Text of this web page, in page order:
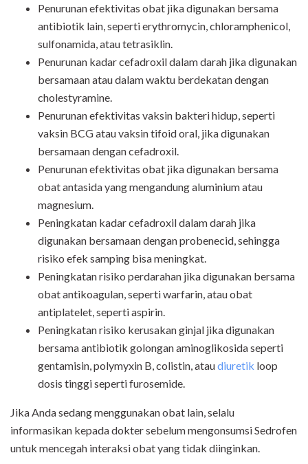
Penurunan efektivitas obat jika digunakan bersama
antibiotik lain, seperti erythromycin, chloramphenicol,
sulfonamida, atau tetrasiklin.
Penurunan kadar cefadroxil dalam darah jika digunakan
bersamaan atau dalam waktu berdekatan dengan
cholestyramine.
Penurunan efektivitas vaksin bakteri hidup, seperti
vaksin BCG atau vaksin tifoid oral, jika digunakan
bersamaan dengan cefadroxil.
Penurunan efektivitas obat jika digunakan bersama
obat antasida yang mengandung aluminium atau
magnesium.
Peningkatan kadar cefadroxil dalam darah jika
digunakan bersamaan dengan probenecid, sehingga
risiko efek samping bisa meningkat.
Peningkatan risiko perdarahan jika digunakan bersama
obat antikoagulan, seperti warfarin, atau obat
antiplatelet, seperti aspirin.
Peningkatan risiko kerusakan ginjal jika digunakan
bersama antibiotik golongan aminoglikosida seperti
gentamisin, polymyxin B, colistin, ataudiuretik loop
dosis tinggi seperti furosemide.
Jika Anda sedang menggunakan obat lain, selalu
informasikan kepada dokter sebelum mengonsumsi Sedrofen
untuk mencegah interaksi obat yang tidak diinginkan.